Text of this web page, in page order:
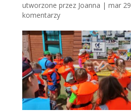
utworzone przez Joanna | mar
komentarzy